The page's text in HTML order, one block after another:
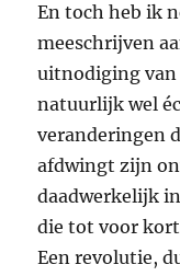
En toch heb ik
meeschrijven
uitnodiging van
natuurlijk wel
veranderingen
afdwingt zijn
daadwerkelijk
die tot voor
Een revolutie,